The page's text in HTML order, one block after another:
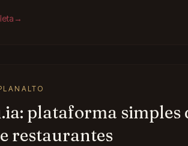
→
plataforma simples
restaurantes